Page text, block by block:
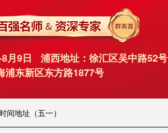
月9日 浦西地址：徐汇区吴中路52号
浦东新区东方路1877号
间地址（五一）